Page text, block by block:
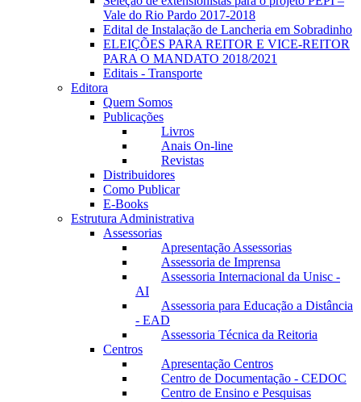
Vale do Rio Pardo 2017-2018
Edital de Instalação de Lancheria em Sobradinho
ELEIÇÕES PARA REITOR E VICE-REITOR
PARA O MANDATO 2018/2021
Editais - Transporte
Editora
Quem Somos
Publicações
Livros
Anais On-line
Revistas
Distribuidores
Como Publicar
E-Books
Estrutura Administrativa
Assessorias
Apresentação Assessorias
Assessoria de Imprensa
Assessoria Internacional da Unisc -
AI
Assessoria para Educação a Distância
- EAD
Assessoria Técnica da Reitoria
Centros
Apresentação Centros
Centro de Documentação - CEDOC
Centro de Ensino e Pesquisas